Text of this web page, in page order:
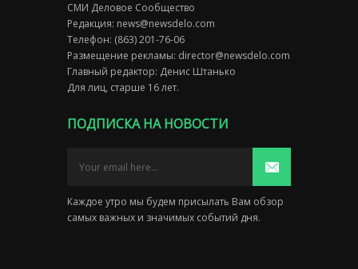
СМИ Деловое Сообщество
Редакция: news@newsdelo.com
Телефон: (863) 201-76-06
Размещение рекламы: director@newsdelo.com
Главный редактор: Денис Штанько
Для лиц, старше 16 лет.
ПОДПИСКА НА НОВОСТИ
Каждое утро мы будем присылать Вам обзор
самых важных и значимых событий дня.